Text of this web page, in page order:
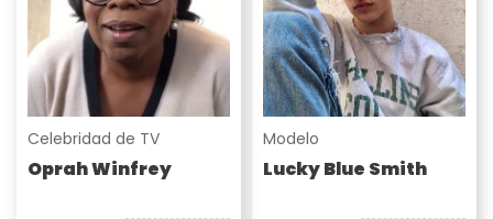
Celebridad de TV
Oprah Winfrey
Modelo
Lucky Blue Smith